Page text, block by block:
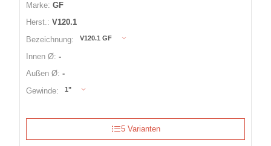
Marke: GF
Herst.: V120.1
Bezeichnung:
V120.1 GF
Innen Ø: -
Außen Ø: -
Gewinde:
1"
5 Varianten